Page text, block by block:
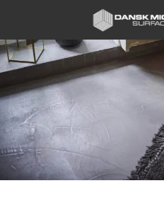
Spring til hovedindhold
Spring til sidefod